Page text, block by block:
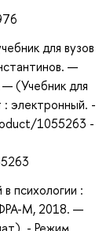
для вузов
—
(Учебник для
электронный. -
1055263 -
психологии :
М, 2018. —